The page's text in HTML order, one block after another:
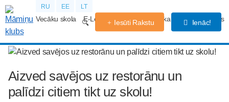
RU EE LT
Vecāku skola E-Lekcijas Grūtniecības kalendārs Forums
Iesūti Rakstu Ienāc!
Aizved savējos uz restorānu un
palīdzi citiem tikt uz skolu!